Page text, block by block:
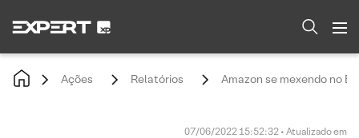
Ações Relatórios Amazon se mexendo no
07/06/2022 15:52:32 • Atualizado em